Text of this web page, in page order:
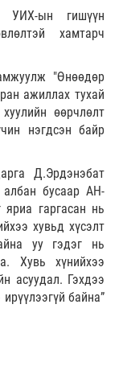
УИХ-ын гишүүн
хамтарч
"Өнөөдөр
ажиллах тухай
өөрчлөлт
нэгдсэн байр
Д.Эрдэнэбат
бусаар АН-
гаргасан нь
хувьд хүсэлт
уу гэдэг нь
Хувь хүнийхээ
асуудал. Гэхдээ
байна”